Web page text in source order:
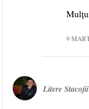
9
Litere Stacojii